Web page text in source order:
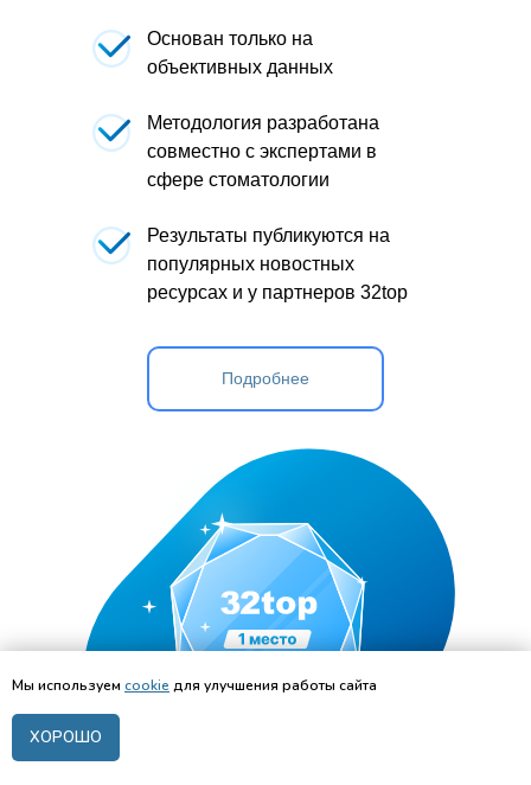
Основан только на
объективных данных
Методология разработана
совместно с экспертами в
сфере стоматологии
Результаты публикуются на
популярных новостных
ресурсах и у партнеров 32top
Подробнее
Мы используем cookie для улучшения работы сайта
ХОРОШО